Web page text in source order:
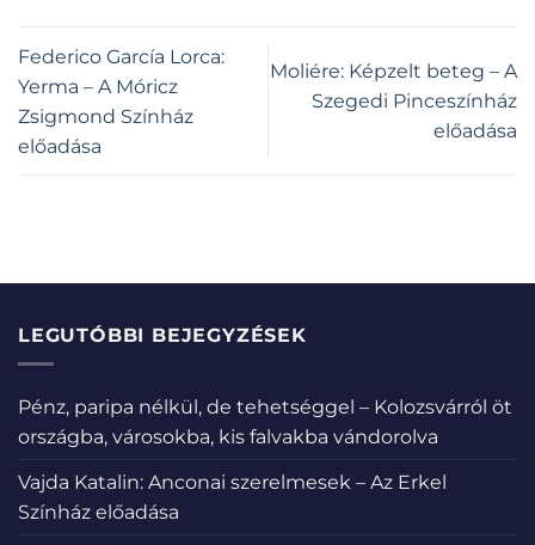
Federico García Lorca:
Yerma – A Móricz
Zsigmond Színház
előadása
Moliére: Képzelt beteg – A
Szegedi Pinceszínház
előadása
LEGUTÓBBI BEJEGYZÉSEK
Pénz, paripa nélkül, de tehetséggel – Kolozsvárról öt
országba, városokba, kis falvakba vándorolva
Vajda Katalin: Anconai szerelmesek – Az Erkel
Színház előadása